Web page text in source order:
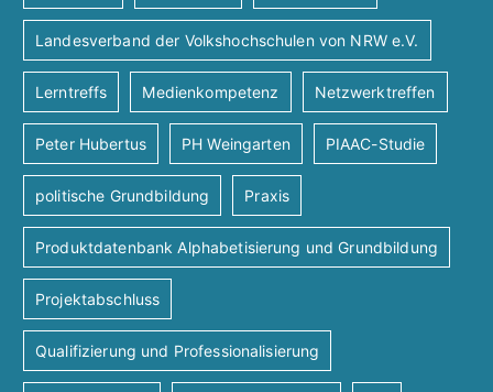
Landesverband der Volkshochschulen von NRW e.V.
Lerntreffs Medienkompetenz Netzwerktreffen
Peter Hubertus PH Weingarten PIAAC-Studie
politische Grundbildung Praxis
Produktdatenbank Alphabetisierung und Grundbildung
Projektabschluss
Qualifizierung und Professionalisierung